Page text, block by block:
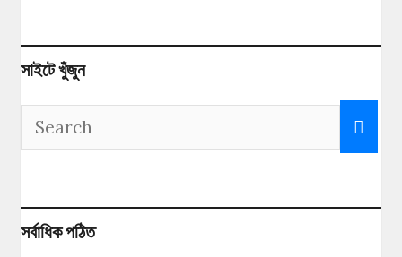
সাইটে খুঁজুন
সর্বাধিক পঠিত